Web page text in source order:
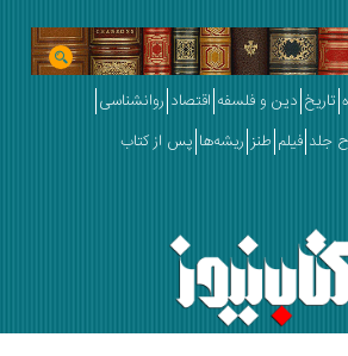
دین و فلسفه اقتصاد روانشناسی
فیلم طنز ریشه‌ها پس از کتاب